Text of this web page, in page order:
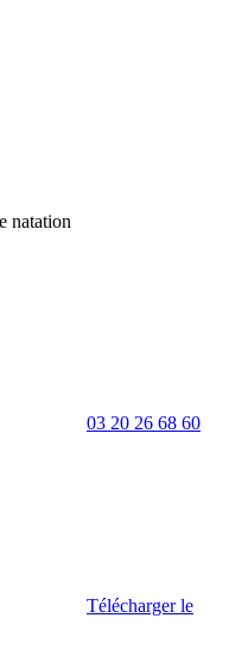
natation
03 20 26 68 60
Télécharger le